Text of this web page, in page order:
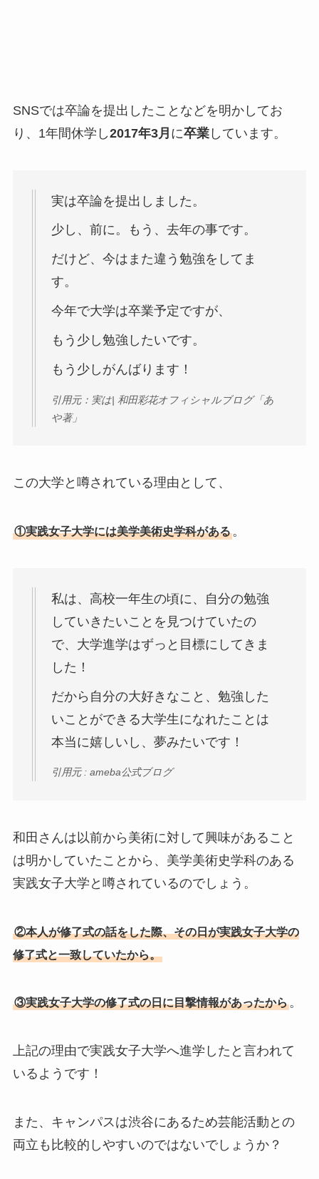
SNSでは卒論を提出したことなどを明かしてお
り、1年間休学し2017年3月 に卒業しています。
実は卒論を提出しました。
少し、前に。もう、去年の事です。
だけど、今はまた違う勉強をしてま
す。
今年で大学は卒業予定ですが、
もう少し勉強したいです。
もう少しがんばります！
引用元：実は| 和田彩花オフィシャルブログ「あ
や著」
この大学と噂されている理由として、
①実践女子大学には美学美術史学科がある。
私は、高校一年生の頃に、自分の勉強
していきたいことを見つけていたの
で、大学進学はずっと目標にしてきま
した！
だから自分の大好きなこと、勉強した
いことができる大学生になれたことは
本当に嬉しいし、夢みたいです！
引用元 : ameba公式ブログ
和田さんは以前から美術に対して興味があること
は明かしていたことから、美学美術史学科のある
実践女子大学と噂されているのでしょう。
②本人が修了式の話をした際、その日が実践女子大学の
修了式と一致していたから。
③実践女子大学の修了式の日に目撃情報があったから。
上記の理由で実践女子大学へ進学したと言われて
いるようです！
また、キャンパスは渋谷にあるため芸能活動との
両立も比較的しやすいのではないでしょうか？